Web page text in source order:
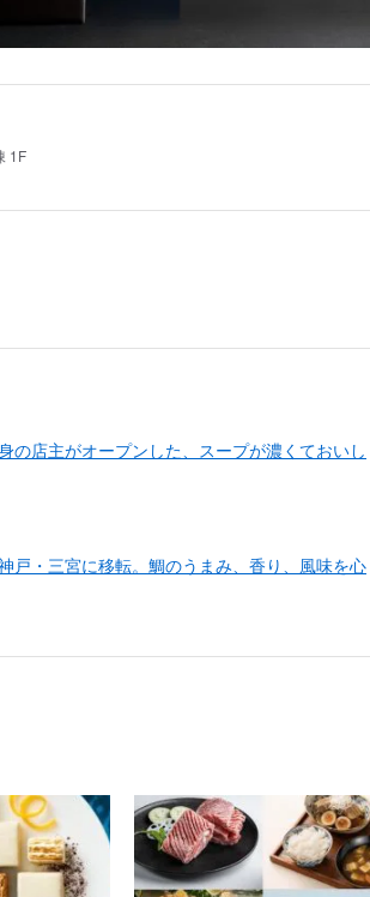
の店主がオープンした、スープが濃くておいし
戸・三宮に移転。鯛のうまみ、香り、風味を心